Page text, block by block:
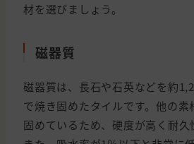
材を選びましょう。
磁器質
磁器質は、長石や石英などを約
で焼き固めたタイルです。他の素
固めているため、硬度が高く耐久